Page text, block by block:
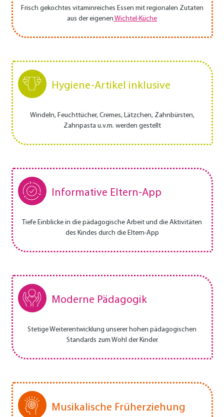
Frisch gekochtes vitaminreiches Essen mit regionalen Zutaten
aus der eigenen Wichtel-Küche
Hygiene-Artikel inklusive
Windeln, Feuchttücher, Cremes, Lätzchen, Zahnbürsten,
Zahnpasta u.v.m. werden gestellt
Informative Eltern-App
Tiefe Einblicke in die pädagogische Arbeit und die Aktivitäten
des Kindes durch die Eltern-App
Moderne Pädagogik
Stetige Weiterentwicklung unserer hohen pädagogischen
Standards zum Wohl der Kinder
Musikalische Früherziehung